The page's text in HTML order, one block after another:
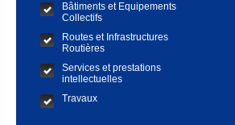
Bâtiments et Equipements
Collectifs
Routes et Infrastructures
Routières
Services et prestations
intellectuelles
Travaux